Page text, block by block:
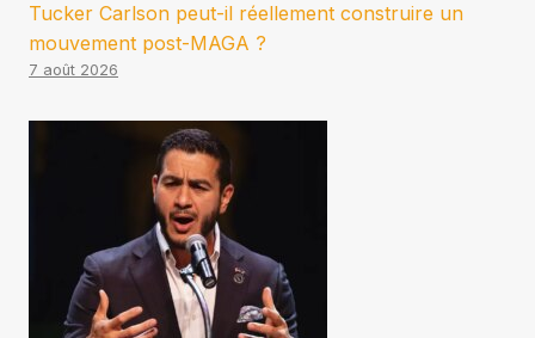
Tucker Carlson peut-il réellement construire un
mouvement post-MAGA ?
7 août 2026